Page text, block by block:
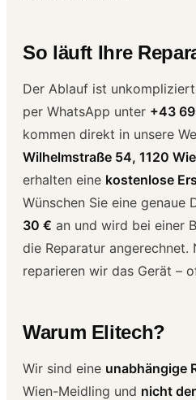
So läuft Ihre
Der Ablauf ist
per WhatsApp unter +43
kommen direkt in unsere
Wilhelmstraße 54, 1120
erhalten eine kostenlose
Wünschen Sie eine genaue
30 € an und wird bei einer
die Reparatur angerechnet.
reparieren wir das Gerät –
Warum Elitech?
Wir sind eine unabhängige
Wien-Meidling und nicht